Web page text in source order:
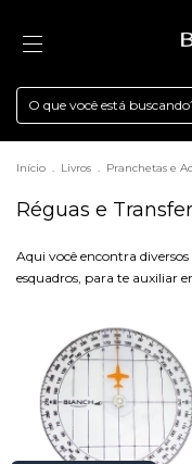
Início . Livros . Pranchetas e
Réguas e
Aqui você encontra
esquadros, para te auxiliar